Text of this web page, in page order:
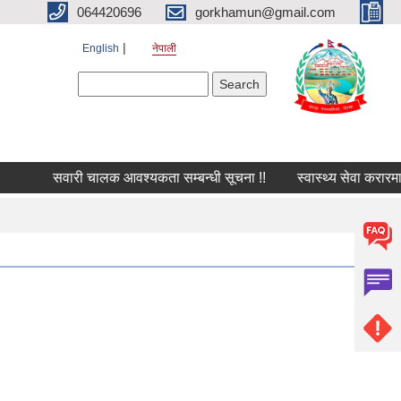
064420696 gorkhamun@gmail.com
English नेपाली
सवारी चालक आवश्यकता सम्बन्धी सूचना !! स्वास्थ्य सेवा